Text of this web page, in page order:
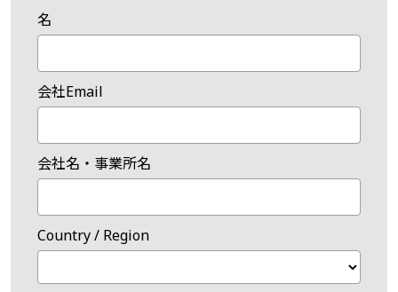
名
会社Email
会社名・事業所名
Country / Region